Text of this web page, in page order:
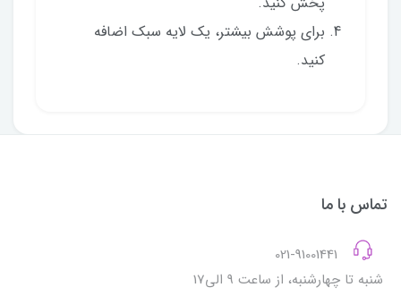
برای پوشش بیشتر، یک لایه سبک اضافه
کنید.
تماس با ما
شنبه تا چهارشنبه، از ساعت 9 الی17